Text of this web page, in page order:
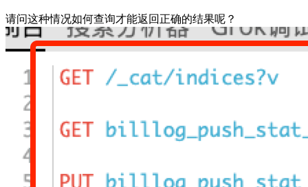
请问这种情况如何查询才能返回正确的结果呢？